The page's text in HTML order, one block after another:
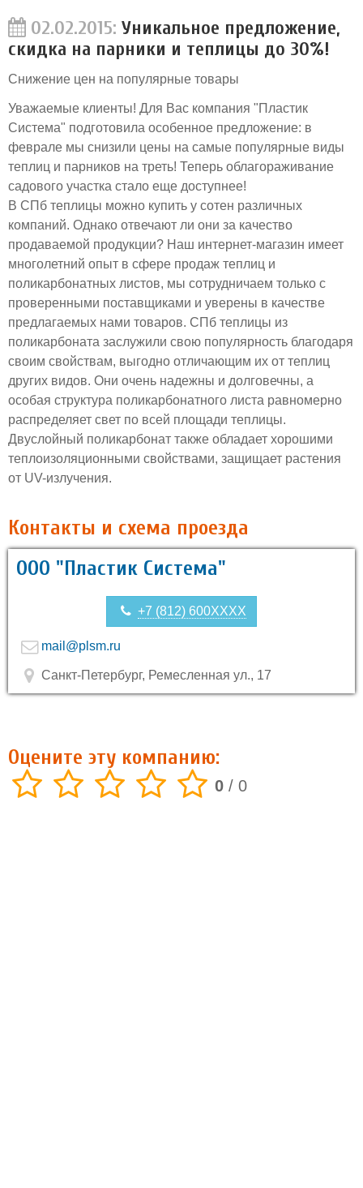
02.02.2015: Уникальное предложение,
скидка на парники и теплицы до 30%!
Снижение цен на популярные товары
Уважаемые клиенты! Для Вас компания "Пластик
Система" подготовила особенное предложение: в
феврале мы снизили цены на самые популярные виды
теплиц и парников на треть! Теперь облагораживание
садового участка стало еще доступнее!
В СПб теплицы можно купить у сотен различных
компаний. Однако отвечают ли они за качество
продаваемой продукции? Наш интернет-магазин имеет
многолетний опыт в сфере продаж теплиц и
поликарбонатных листов, мы сотрудничаем только с
проверенными поставщиками и уверены в качестве
предлагаемых нами товаров. СПб теплицы из
поликарбоната заслужили свою популярность благодаря
своим свойствам, выгодно отличающим их от теплиц
других видов. Они очень надежны и долговечны, а
особая структура поликарбонатного листа равномерно
распределяет свет по всей площади теплицы.
Двуслойный поликарбонат также обладает хорошими
теплоизоляционными свойствами, защищает растения
от UV-излучения.
Контакты и схема проезда
ООО "Пластик Система"
+7 (812) 600XXXX
mail@plsm.ru
Санкт-Петербург, Ремесленная ул., 17
Оцените эту компанию:
0 / 0